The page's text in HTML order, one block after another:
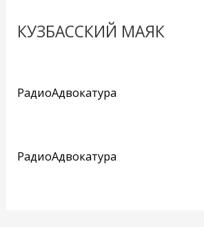
КУЗБАССКИЙ МАЯК
РадиоАдвокатура
РадиоАдвокатура